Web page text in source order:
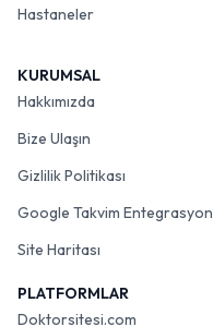
Hastaneler
KURUMSAL
Hakkımızda
Bize Ulaşın
Gizlilik Politikası
Google Takvim
Site Haritası
PLATFORMLAR
Doktorsitesi.com